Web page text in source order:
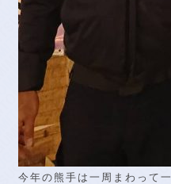
今年の熊手は一周まわって